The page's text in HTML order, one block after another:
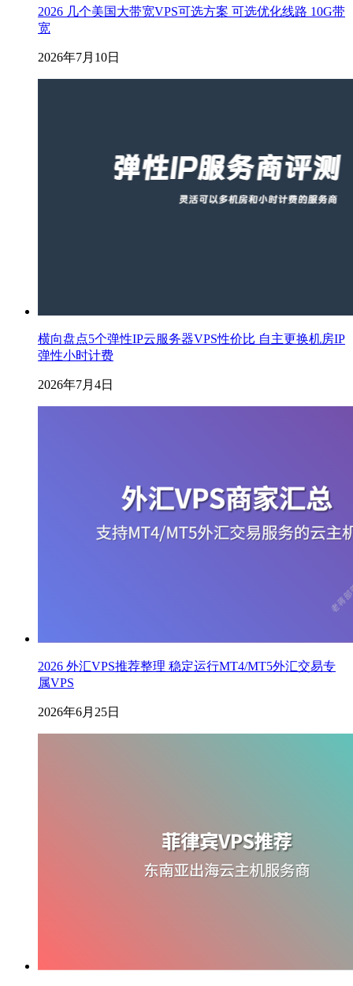
2026 几个美国大带宽VPS可选方案 可选优化线路 10G带
宽
2026年7月10日
横向盘点5个弹性IP云服务器VPS性价比 自主更换机房IP
弹性小时计费
2026年7月4日
2026 外汇VPS推荐整理 稳定运行MT4/MT5外汇交易专
属VPS
2026年6月25日